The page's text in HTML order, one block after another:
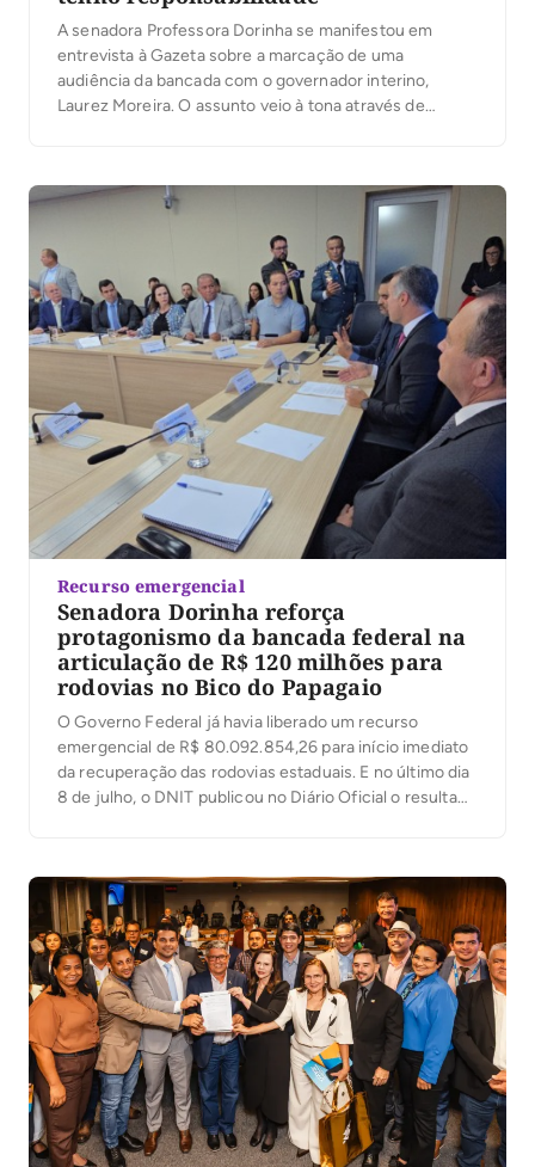
A senadora Professora Dorinha se manifestou em
entrevista à Gazeta sobre a marcação de uma
audiência da bancada com o governador interino,
Laurez Moreira. O assunto veio à tona através de
esse encontro com a bancada. Vicentinho falou ainda
que […]
Recurso emergencial
Senadora Dorinha reforça
protagonismo da bancada federal na
articulação de R$ 120 milhões para
rodovias no Bico do Papagaio
O Governo Federal já havia liberado um recurso
emergencial de R$ 80.092.854,26 para início imediato
da recuperação das rodovias estaduais. E no último dia
8 de julho, o DNIT publicou no Diário Oficial o resultado
construída tem […]